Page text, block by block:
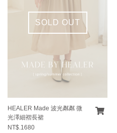
SOLD OUT
HEALER Made 波光粼粼 微
光澤細褶長裙
NT$.1680